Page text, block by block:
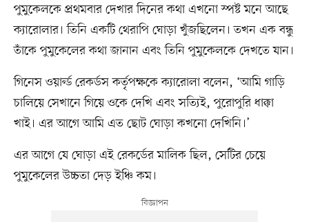
পুমুকেলকে প্রথমবার দেখার দিনের কথা এখনো স্পষ্ট মনে আছে
ক্যারোলার। তিনি একটি থেরাপি ঘোড়া খুঁজছিলেন। তখন এক বন্ধু
তাঁকে পুমুকেলের কথা জানান এবং তিনি পুমুকেলকে দেখতে যান।
গিনেস ওয়ার্ল্ড রেকর্ডস কর্তৃপক্ষকে ক্যারোলা বলেন, ‘আমি গাড়ি
চালিয়ে সেখানে গিয়ে ওকে দেখি এবং সত্যিই, পুরোপুরি ধাক্কা
খাই। এর আগে আমি এত ছোট ঘোড়া কখনো দেখিনি।’
এর আগে যে ঘোড়া এই রেকর্ডের মালিক ছিল, সেটির চেয়ে
পুমুকেলের উচ্চতা দেড় ইঞ্চি কম।